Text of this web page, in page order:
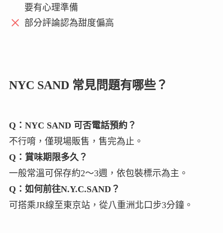
要有心理準備
部分評論認為甜度偏高
NYC SAND 常見問題有哪些？
Q：NYC SAND 可否電話預約？
不行唷，僅現場販售，售完為止。
Q： 賞味期限多久？
一般常溫可保存約2〜3週，依包裝標示為主。
Q：如何前往N.Y.C.SAND？
可搭乘JR線至東京站，從八重洲北口步3分鐘。